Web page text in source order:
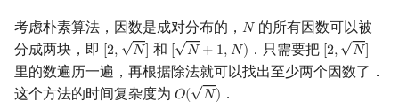
格式手册
数学符号表
学习资源
技巧
Eclipse
Lemon
命令行编译与调试
编译器
Interactor
流程控制语句
string
引用
C++ 与其他常用语言的区别
Pascal 转 C++ 急救
递归 & 分治
贪心
计数排序
启发式搜索
A*
区间 DP
DAG 上的 DP
Slope Trick 优化
字符串哈希
字典树 (Trie)
生日悖论
利用最大公约数求出一个约
快速沃尔什变换
Chirp Z 变换
错位排列
卡特兰数
初等变换
行列式
Schreier–Sims 算法
概率不等式
哈希表
并查集
Sqrt Tree
区间最值操作 & 区间历史
值
替罪羊树
可持久化字典树
分块套树状数组
BFS（图论）
树上问题
最近公共祖先
点/边连通度
上下界网络流
一般图最大权匹配
Pick 定理
三角剖分
分数规划
随机化
考虑朴素算法，因数是成对分布的， 𝑁
N 的所有因数可以被
分成两块，即 [2,
√
𝑁]
[2, N] 和 [
√
𝑁 + 1,𝑁)
[N+1, N) ．只需要把 [2,
√
𝑁]
[2, N]
里的数遍历一遍，再根据除法就可以找出至少两个因数了．
这个方法的时间复杂度为 𝑂(
√
𝑁)
O(N) ．